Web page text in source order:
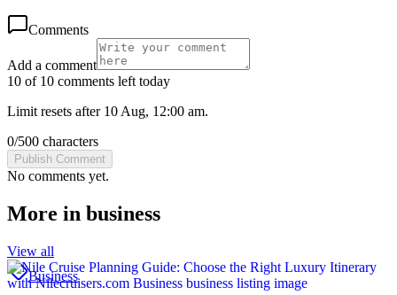
Comments
Add a comment
10 of 10 comments left today
Limit resets after 10 Aug, 12:00 am.
0/500 characters
Publish Comment
No comments yet.
More in business
View all
Business